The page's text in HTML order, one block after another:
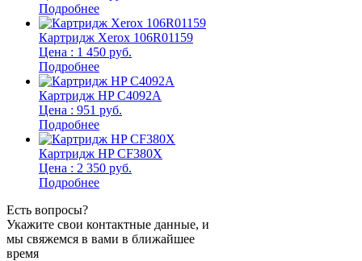
Подробнее
Картридж Xerox 106R01159
Цена : 1 450 руб.
Подробнее
Картридж HP C4092A
Цена : 951 руб.
Подробнее
Картридж HP CF380X
Цена : 2 350 руб.
Подробнее
Есть вопросы?
Укажите свои контактные данные, и
мы свяжемся в вами в ближайшее
время